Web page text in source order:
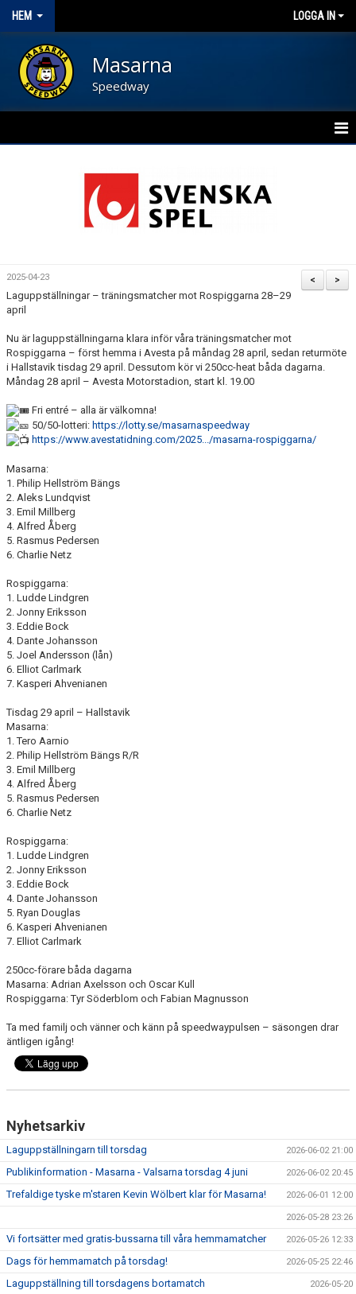
HEM LOGGA IN
Masarna
Speedway
OM FÖRENINGEN
BILDGALLERI
>
<
2025-04-23
Laguppställningar – träningsmatcher mot Rospiggarna 28–29
april
Nu är laguppställningarna klara inför våra träningsmatcher mot
Rospiggarna – först hemma i Avesta på måndag 28 april, sedan returmöte
i Hallstavik tisdag 29 april. Dessutom kör vi 250cc-heat båda dagarna.
Måndag 28 april – Avesta Motorstadion, start kl. 19.00
Fri entré – alla är välkomna!
50/50-lotteri: https://lotty.se/masarnaspeedway
https://www.avestatidning.com/2025.../masarna-rospiggarna/
Masarna:
1. Philip Hellström Bängs
2. Aleks Lundqvist
3. Emil Millberg
4. Alfred Åberg
5. Rasmus Pedersen
6. Charlie Netz
Rospiggarna:
1. Ludde Lindgren
2. Jonny Eriksson
3. Eddie Bock
4. Dante Johansson
5. Joel Andersson (lån)
6. Elliot Carlmark
7. Kasperi Ahvenianen
Tisdag 29 april – Hallstavik
Masarna:
1. Tero Aarnio
2. Philip Hellström Bängs R/R
3. Emil Millberg
4. Alfred Åberg
5. Rasmus Pedersen
6. Charlie Netz
Rospiggarna:
1. Ludde Lindgren
2. Jonny Eriksson
3. Eddie Bock
4. Dante Johansson
5. Ryan Douglas
6. Kasperi Ahvenianen
7. Elliot Carlmark
250cc-förare båda dagarna
Masarna: Adrian Axelsson och Oscar Kull
Rospiggarna: Tyr Söderblom och Fabian Magnusson
Ta med familj och vänner och känn på speedwaypulsen – säsongen drar
äntligen igång!
Nyhetsarkiv
Laguppställningarn till torsdag 2026-06-02 21:00
Publikinformation - Masarna - Valsarna torsdag 4 juni 2026-06-02 20:45
Trefaldige tyske m'staren Kevin Wölbert klar för Masarna! 2026-06-01 12:00
2026-05-28 23:26
Vi fortsätter med gratis-bussarna till våra hemmamatcher 2026-05-26 12:33
Dags för hemmamatch på torsdag! 2026-05-25 22:46
Laguppställning till torsdagens bortamatch 2026-05-20